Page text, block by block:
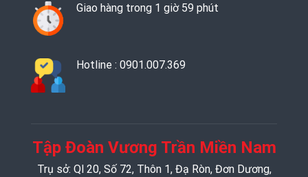
Giao hàng trong 1 giờ 59 phút
Hotline : 0901.007.369
Tập Đoàn Vương Trần Miền Nam
Trụ sở: Ql 20, Số 72, Thôn 1, Đạ Ròn, Đơn Dương,